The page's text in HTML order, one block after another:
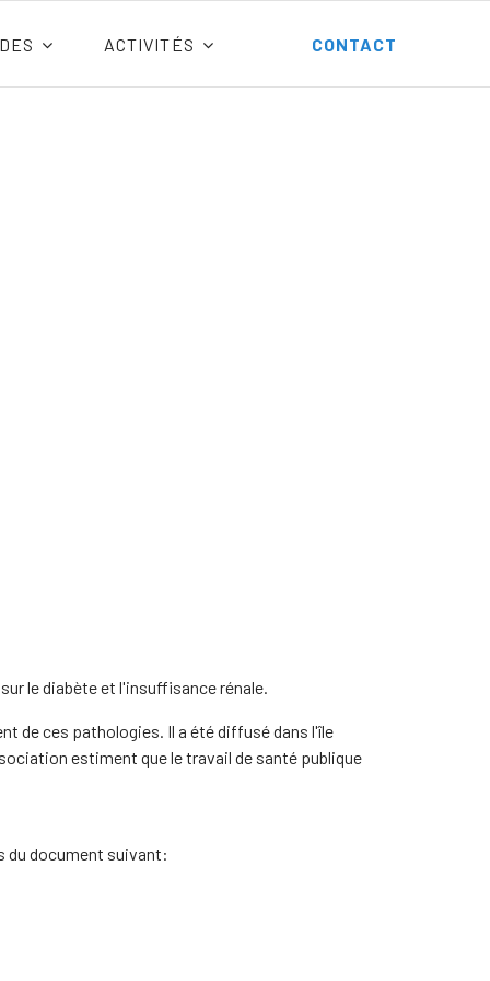
ACTIVITÉS CONTACT
le diabète et l'insuffisance rénale.
de ces pathologies. Il a été diffusé dans l'île
estiment que le travail de santé publique
du document suivant: